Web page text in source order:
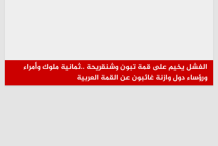
الفشل يخيم على قمة تبون وشنقريحة ..ثمانية ملوك وأمراء
ورؤساء دول وازنة غائبون عن القمة العربية